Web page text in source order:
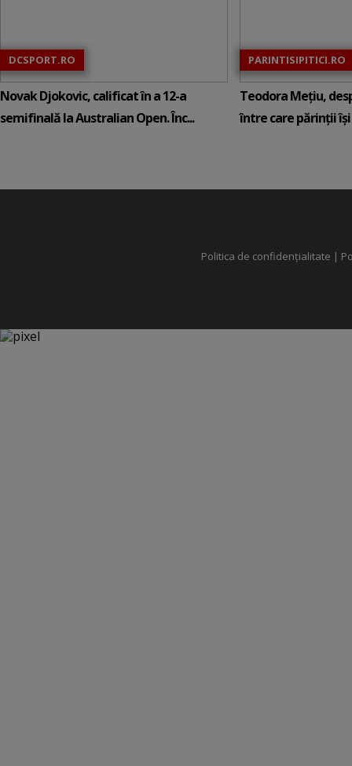
DCSPORT.RO
Novak Djokovic, calificat în a 12-a
semifinală la Australian Open. Înc...
PARINTISIPITICI.RO
Teodora Mețiu,
între care părinții își
Politica de confidențialitate |